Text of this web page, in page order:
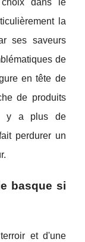
dans le
la
ses saveurs
de
en tête de
de produits
y a plus de
perdurer un
basque si
et d'une